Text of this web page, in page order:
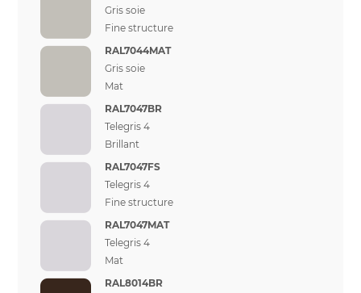
Gris soie
Fine structure
RAL7044MAT
Gris soie
Mat
RAL7047BR
Telegris 4
Brillant
RAL7047FS
Telegris 4
Fine structure
RAL7047MAT
Telegris 4
Mat
RAL8014BR